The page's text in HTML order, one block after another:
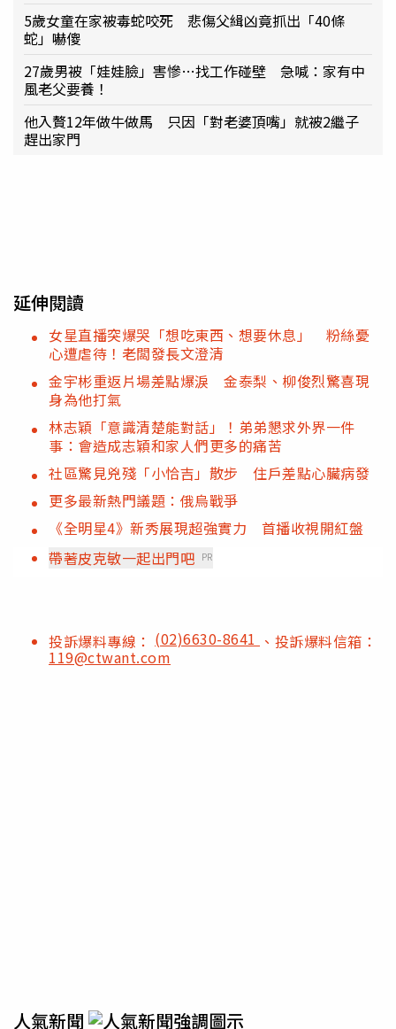
5歲女童在家被毒蛇咬死 悲傷父緝凶竟抓出「40條
蛇」嚇傻
27歲男被「娃娃臉」害慘…找工作碰壁 急喊：家有中
風老父要養！
他入贅12年做牛做馬 只因「對老婆頂嘴」就被2繼子
趕出家門
延伸閱讀
女星直播突爆哭「想吃東西、想要休息」 粉絲憂
心遭虐待！老闆發長文澄清
金宇彬重返片場差點爆淚 金泰梨、柳俊烈驚喜現
身為他打氣
林志穎「意識清楚能對話」！弟弟懇求外界一件
事：會造成志穎和家人們更多的痛苦
社區驚見兇殘「小恰吉」散步 住戶差點心臟病發
更多最新熱門議題：俄烏戰爭
《全明星4》新秀展現超強實力 首播收視開紅盤
帶著皮克敏一起出門吧 PR
投訴爆料專線： (02)6630-8641 、投訴爆料信箱：
119@ctwant.com
人氣新聞